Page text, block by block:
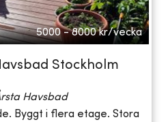
5000 - 8000 kr/vecka
Stockholm
Havsbad
Byggt i flera etage. Stora